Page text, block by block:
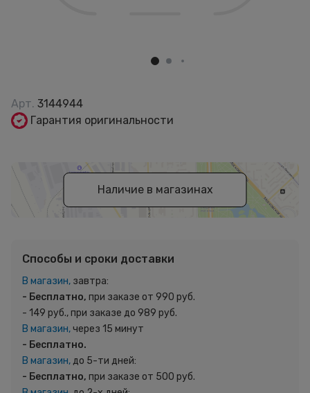
Арт. 3144944
Гарантия оригинальности
Наличие в магазинах
Способы и сроки доставки
В магазин, завтра:
- Бесплатно, при заказе от 990 руб.
- 149 руб., при заказе до 989 руб.
В магазин,через 15 минут
- Бесплатно.
В магазин,до 5-ти дней:
- Бесплатно, при заказе от 500 руб.